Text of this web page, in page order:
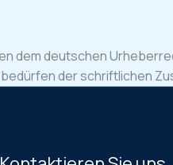
dem deutschen
der schriftlichen